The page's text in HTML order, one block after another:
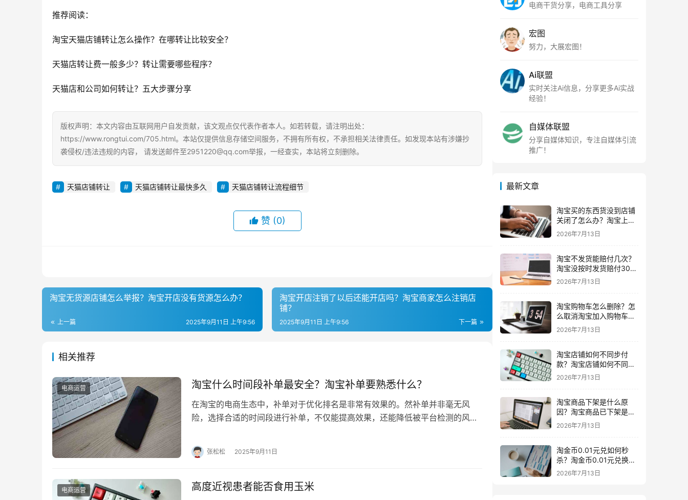
推荐阅读：
淘宝天猫店铺转让怎么操作？在哪转让比较安全？
天猫店转让费一般多少？转让需要哪些程序？
天猫店和公司如何转让？五大步骤分享
版权声明：本文内容由互联网用户自发贡献，该文观点仅代表作者本人。如若转载，请注明出处：
https://www.rongtui.com/705.html。本站仅提供信息存储空间服务，不拥有所有权，不承担相关法律责任。如发现本站有涉嫌抄
袭侵权/违法违规的内容， 请发送邮件至2951220@qq.com举报，一经查实，本站将立刻删除。
天猫店铺转让 天猫店铺转让最快多久 天猫店铺转让流程细节
赞 (0)
淘宝无货源店铺怎么举报？淘宝开店没有货源怎么办？
上一篇 2025年9月11日 上午9:56
淘宝开店注销了以后还能开店吗？淘宝商家怎么注销店
铺？
下一篇
2025年9月11日 上午9:56
相关推荐
电商运营 淘宝什么时间段补单最安全？淘宝补单要熟悉什么？
在淘宝的电商生态中，补单对于优化排名是非常有效果的。然补单并非毫无风
险，选择合适的时间段进行补单，不仅能提高效果，还能降低被平台检测的风
张松松 2025年9月11日
电商运营 高度近视患者能否食用玉米
电商干货分享，电商工具分享
宏图
努力，大展宏图！
Ai联盟
实时关注Ai信息，分享更多Ai实战
经验！
自媒体联盟
分享自媒体知识，专注自媒体引流
推广！
最新文章
淘宝买的东西货没到店铺
关闭了怎么办？淘宝上买
东西货没收到店铺关闭了
我可以申请退款吗
2026年7月13日
淘宝不发货能赔付几次？
淘宝没按时发货赔付30%
还会发货吗要赔付几次
2026年7月13日
淘宝购物车怎么删除？怎
么取消淘宝加入购物车的
东西
2026年7月13日
淘宝店铺如何不同步付
款？淘宝店铺如何不同步
闲鱼
2026年7月13日
淘宝商品下架是什么原
因？淘宝商品已下架是什
么意思一般下架是为什么
2026年7月13日
淘金币0.01元兑如何秒
杀？淘金币0.01元兑换在
哪如何兑换
2026年7月13日